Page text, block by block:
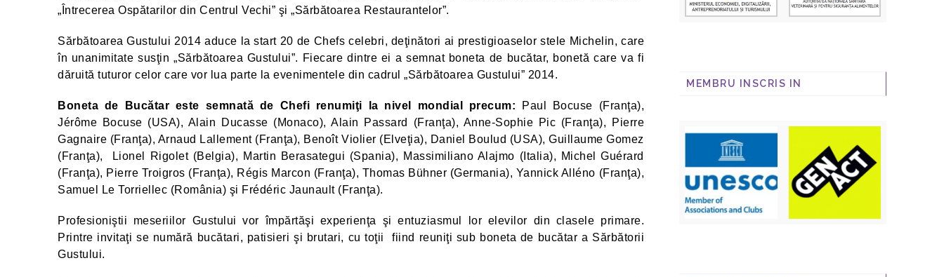
„Întrecerea Ospătarilor din Centrul Vechi” şi „Sărbătoarea Restaurantelor”.
Sărbătoarea Gustului 2014 aduce la start 20 de Chefs celebri, deţinători ai prestigioaselor stele Michelin, care
în unanimitate susţin „Sărbătoarea Gustului”. Fiecare dintre ei a semnat boneta de bucătar, bonetă care va fi
dăruită tuturor celor care vor lua parte la evenimentele din cadrul „Sărbătoarea Gustului” 2014.
Boneta de Bucătar este semnată de Chefi renumiţi la nivel mondial precum: Paul Bocuse (Franţa),
Jérôme Bocuse (USA), Alain Ducasse (Monaco), Alain Passard (Franţa), Anne-Sophie Pic (Franţa), Pierre
Gagnaire (Franţa), Arnaud Lallement (Franţa), Benoît Violier (Elveţia), Daniel Boulud (USA), Guillaume Gomez
(Franţa), Lionel Rigolet (Belgia), Martin Berasategui (Spania), Massimiliano Alajmo (Italia), Michel Guérard
(Franţa), Pierre Troigros (Franţa), Régis Marcon (Franţa), Thomas Bühner (Germania), Yannick Alléno (Franţa),
Samuel Le Torriellec (România) şi Frédéric Jaunault (Franţa).
Profesioniştii meseriilor Gustului vor împărtăşi experienţa şi entuziasmul lor elevilor din clasele primare.
Printre invitaţi se numără bucătari, patisieri şi brutari, cu toţii fiind reuniţi sub boneta de bucătar a Sărbătorii
Gustului.
MEMBRU INSCRIS IN